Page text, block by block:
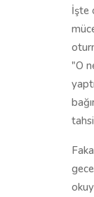
İşte
"O